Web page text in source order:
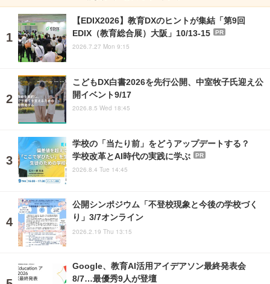
【EDIX2026】教育DXのヒントが集結「第9回
EDIX（教育総合展）大阪」10/13-15
PR
2026.7.27 Mon 9:15
こどもDX白書2026を先行公開、中室牧子氏迎え公
開イベント9/17
2026.8.5 Wed 18:45
学校の「当たり前」をどうアップデートする？
学校改革とAI時代の実践に学ぶ
PR
2026.8.4 Tue 14:45
公開シンポジウム「不登校現象と今後の学校づく
り」3/7オンライン
2026.2.19 Thu 13:15
Google、教育AI活用アイデアソン最終発表会
8/7…最優秀9人が登壇